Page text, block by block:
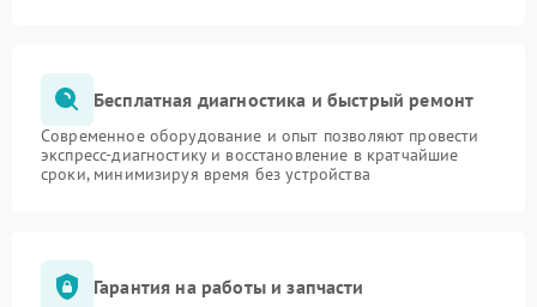
Бесплатная диагностика и быстрый ремонт
Современное оборудование и опыт позволяют провести
экспресс-диагностику и восстановление в кратчайшие
сроки, минимизируя время без устройства
Гарантия на работы и запчасти